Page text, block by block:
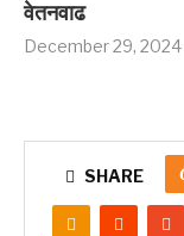
वेतनवाढ
December 29, 2024
SHARE